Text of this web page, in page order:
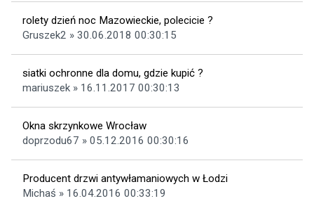
rolety dzień noc Mazowieckie, polecicie ?
Gruszek2 » 30.06.2018 00:30:15
siatki ochronne dla domu, gdzie kupić ?
mariuszek » 16.11.2017 00:30:13
Okna skrzynkowe Wrocław
doprzodu67 » 05.12.2016 00:30:16
Producent drzwi antywłamaniowych w Łodzi
Michaś » 16.04.2016 00:33:19